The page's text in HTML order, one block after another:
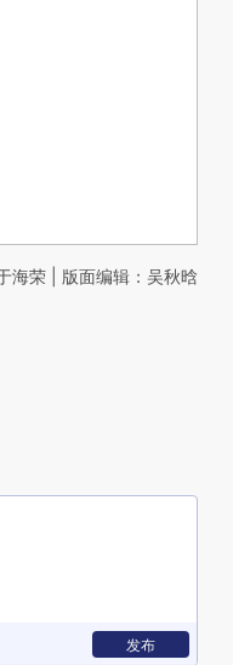
海荣 | 版面编辑：吴秋晗
发布